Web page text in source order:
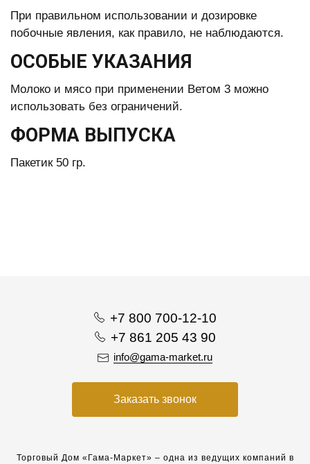
При правильном использовании и дозировке
побочные явления, как правило, не наблюдаются.
ОСОБЫЕ УКАЗАНИЯ
Молоко и мясо при применении Ветом 3 можно
использовать без ограничений.
ФОРМА ВЫПУСКА
Пакетик 50 гр.
+7 800 700-12-10
+7 861 205 43 90
info@gama-market.ru
Заказать звонок
Торговый Дом «Гама-Маркет» – одна из ведущих компаний в